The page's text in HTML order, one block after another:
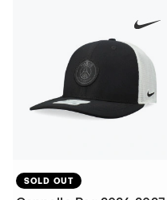
SOLD OUT